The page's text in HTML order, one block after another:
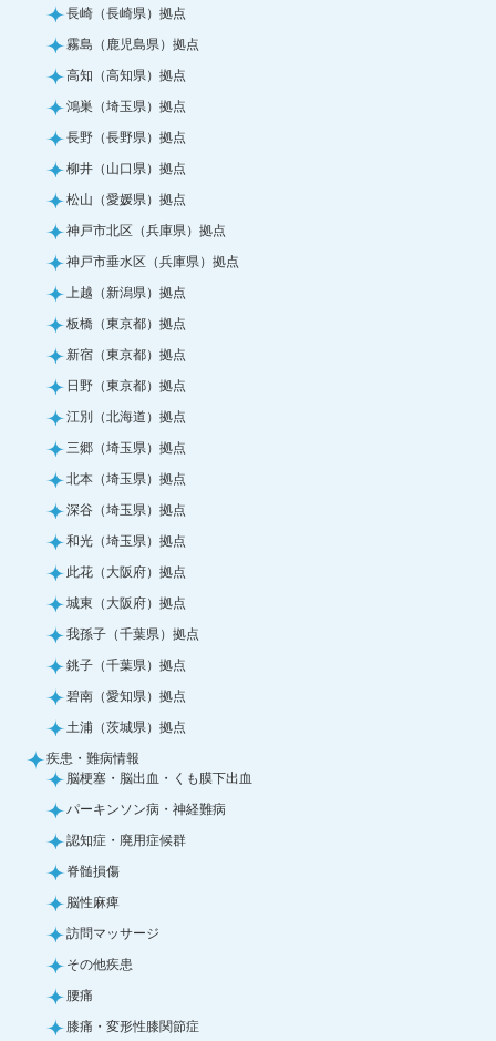
長崎（長崎県）拠点
霧島（鹿児島県）拠点
高知（高知県）拠点
鴻巣（埼玉県）拠点
長野（長野県）拠点
柳井（山口県）拠点
松山（愛媛県）拠点
神戸市北区（兵庫県）拠点
神戸市垂水区（兵庫県）拠点
上越（新潟県）拠点
板橋（東京都）拠点
新宿（東京都）拠点
日野（東京都）拠点
江別（北海道）拠点
三郷（埼玉県）拠点
北本（埼玉県）拠点
深谷（埼玉県）拠点
和光（埼玉県）拠点
此花（大阪府）拠点
城東（大阪府）拠点
我孫子（千葉県）拠点
銚子（千葉県）拠点
碧南（愛知県）拠点
土浦（茨城県）拠点
疾患・難病情報
脳梗塞・脳出血・くも膜下出血
パーキンソン病・神経難病
認知症・廃用症候群
脊髄損傷
脳性麻痺
訪問マッサージ
その他疾患
腰痛
膝痛・変形性膝関節症